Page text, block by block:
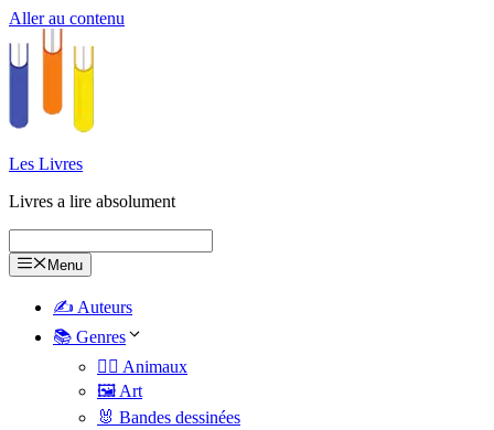
Aller au contenu
Les Livres
Livres a lire absolument
Menu
✍️ Auteurs
📚 Genres
🐕‍🦺 Animaux
🖼️ Art
🐰 Bandes dessinées